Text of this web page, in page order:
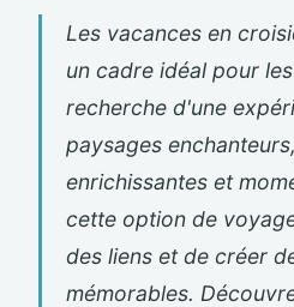
Les vacances en
un cadre idéal pour
recherche d'une
paysages
enrichissantes et
cette option de
des liens et de créer
mémorables.